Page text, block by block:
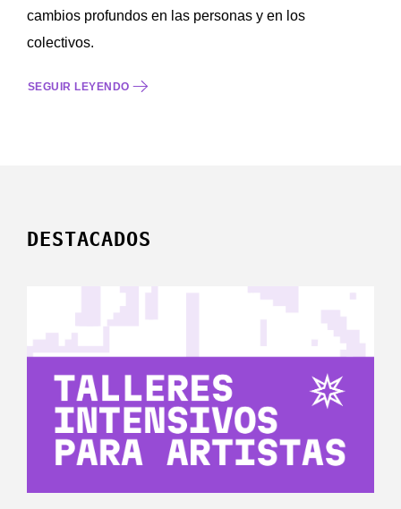
cambios profundos en las personas y en los
colectivos.
SEGUIR LEYENDO
DESTACADOS